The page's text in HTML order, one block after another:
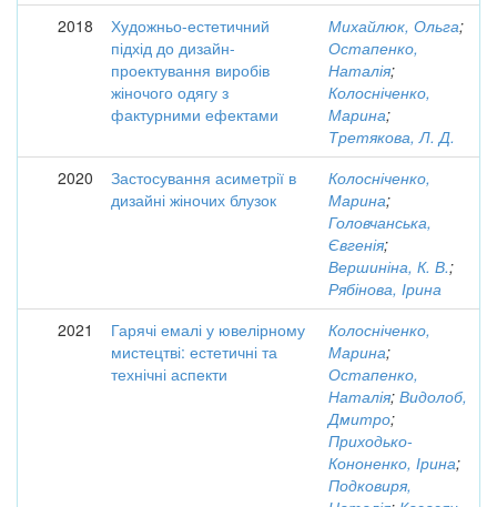
2018
Художньо-естетичний
підхід до дизайн-
проектування виробів
жіночого одягу з
фактурними ефектами
Михайлюк, Ольга;
Остапенко,
Наталія;
Колосніченко,
Марина;
Третякова, Л. Д.
2020
Застосування асиметрії в
дизайні жіночих блузок
Колосніченко,
Марина;
Головчанська,
Євгенія;
Вершиніна, К. В.;
Рябінова, Ірина
2021
Гарячі емалі у ювелірному
мистецтві: естетичні та
технічні аспекти
Колосніченко,
Марина;
Остапенко,
Наталія; Видолоб,
Дмитро;
Приходько-
Кононенко, Ірина;
Подковиря,